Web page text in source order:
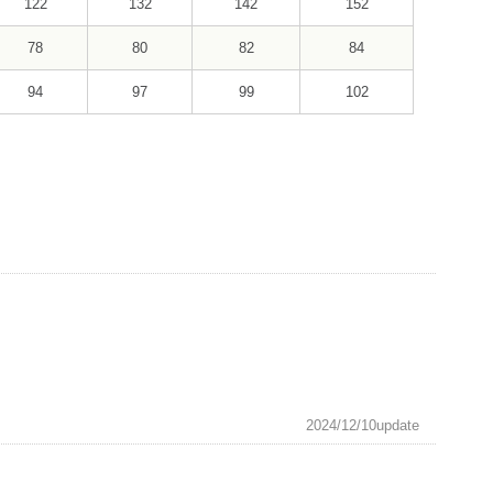
122 132 142 152
78 80 82 84
94 97 99 102
2024/12/10update